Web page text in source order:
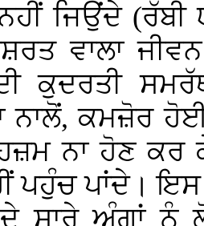
ਜਿਉਂਦੇ
ਵਾਲਾ
ਕੁਦਰਤੀ
ਨਾਲੋਂ, ਕਮਜ਼ੋਰ
ਨਾ ਹੋਣ ਕਰ
ਪਹੁੰਚ ਪਾਂਦੇ।
ਸਾਰੇ ਅੰਗਾਂ ਨੂੰ